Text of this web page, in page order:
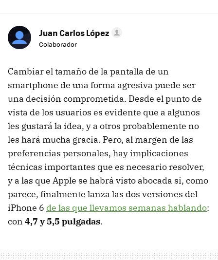
Juan Carlos López
Colaborador
Cambiar el tamaño de la pantalla de un
smartphone de una forma agresiva puede ser
una decisión comprometida. Desde el punto de
vista de los usuarios es evidente que a algunos
les gustará la idea, y a otros probablemente no
les hará mucha gracia. Pero, al margen de las
preferencias personales, hay implicaciones
técnicas importantes que es necesario resolver,
y a las que Apple se habrá visto abocada si, como
parece, finalmente lanza las dos versiones del
iPhone 6 de las que llevamos semanas hablando:
con 4,7 y 5,5 pulgadas.